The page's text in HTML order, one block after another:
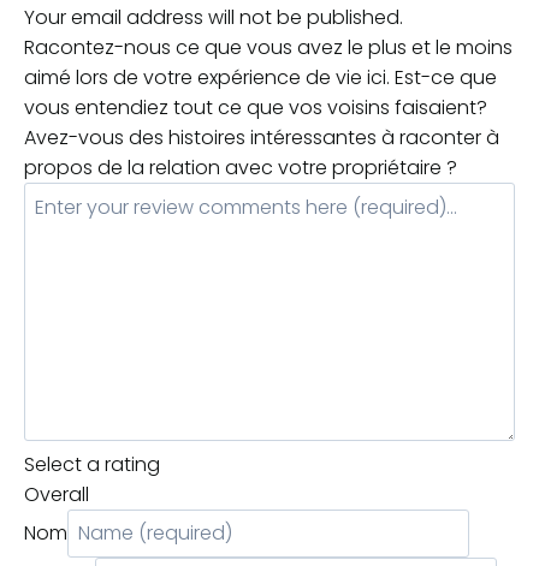
Your email address will not be published.
Racontez-nous ce que vous avez le plus et le moins
aimé lors de votre expérience de vie ici. Est-ce que
vous entendiez tout ce que vos voisins faisaient?
Avez-vous des histoires intéressantes à raconter à
propos de la relation avec votre propriétaire ?
Select a rating
Overall
Nom